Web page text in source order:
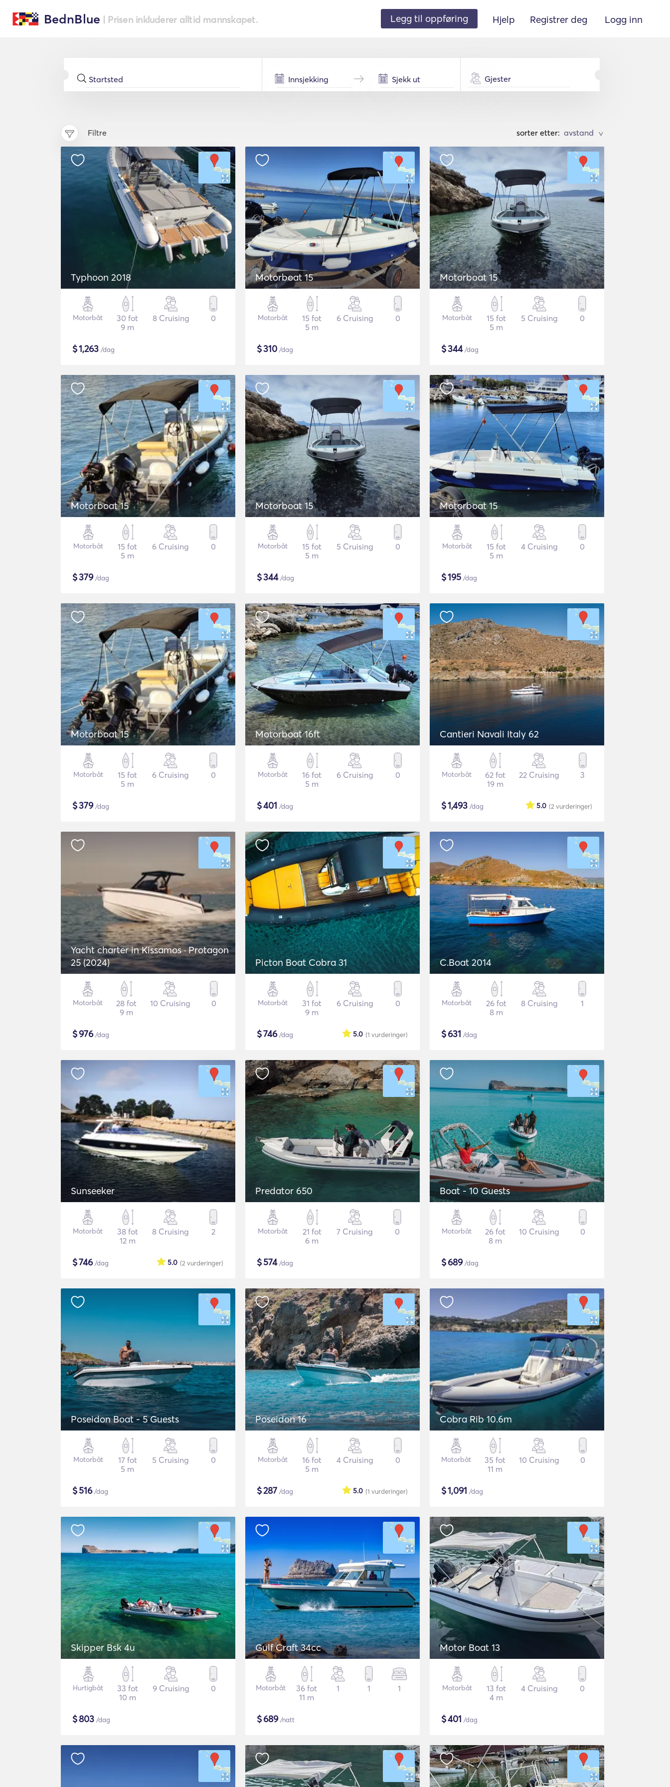
BednBlue | Prisen inkluderer alltid mannskapet. Legg til oppføring Hjelp Registrer deg Logg inn
Gjester
Filtre sorter etter: >
Typhoon 2018
Motorbåt
30 fot
9 m
8 Cruising 0
$1,263 /dag
Motorboat 15
Motorbåt
15 fot
5 m
6 Cruising 0
$310 /dag
Motorboat 15
Motorbåt
15 fot
5 m
5 Cruising 0
$344/dag
Motorboat 15
Motorbåt
15 fot
5 m
6 Cruising 0
$379/dag
Motorboat 15
Motorbåt
15 fot
5 m
5 Cruising 0
$344/dag
Motorboat 15
Motorbåt
15 fot
5 m
4 Cruising 0
$195 /dag
Motorboat 15
Motorbåt
15 fot
5 m
6 Cruising 0
$379/dag
Motorboat 16ft
Motorbåt
16 fot
5 m
6 Cruising 0
$401 /dag
Cantieri Navali Italy 62
Motorbåt
62 fot
19 m
22 Cruising 3
$1,493 /dag (2 vurderinger)
5.0
Yacht charter in Kissamos · Protagon
25 (2024)
Motorbåt
28 fot
9 m
10 Cruising 0
$976/dag
Picton Boat Cobra 31
Motorbåt
31 fot
9 m
6 Cruising 0
$746/dag (1 vurderinger)
5.0
C.Boat 2014
Motorbåt
26 fot
8 m
8 Cruising 1
$631 /dag
Sunseeker
Motorbåt
38 fot
12 m
8 Cruising 2
$746/dag (2 vurderinger)
5.0
Predator 650
Motorbåt
21 fot
6 m
7 Cruising 0
$574/dag
Boat - 10 Guests
Motorbåt
26 fot
8 m
10 Cruising 0
$689/dag
Poseidon Boat - 5 Guests
Motorbåt
17 fot
5 m
5 Cruising 0
$516/dag
Poseidon 16
Motorbåt
16 fot
5 m
4 Cruising 0
$287 /dag (1 vurderinger)
5.0
Cobra Rib 10.6m
Motorbåt
35 fot
11 m
10 Cruising 0
$1,091 /dag
Skipper Bsk 4u
Hurtigbåt
33 fot
10 m
9 Cruising 0
$803 /dag
Gulf Craft 34cc
Motorbåt
36 fot
11 m
1 1 1
$689/natt
Motor Boat 13
Motorbåt
13 fot
4 m
4 Cruising 0
$401 /dag